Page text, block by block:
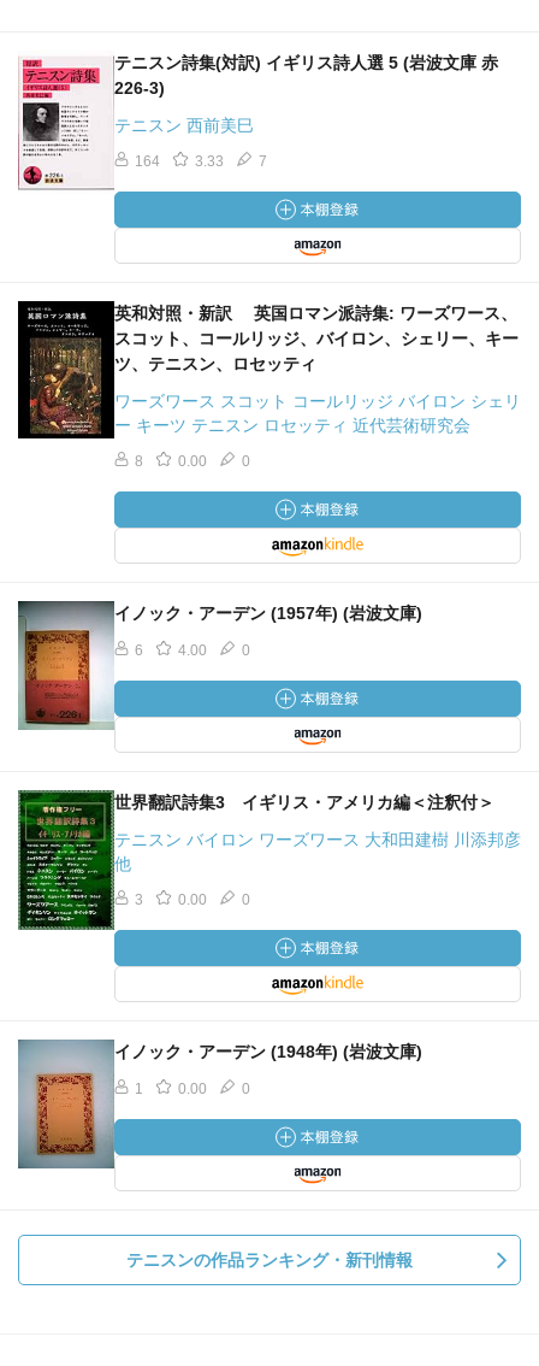
テニスン詩集(対訳) イギリス詩人選 5 (岩波文庫 赤
226-3)
テニスン 西前美巳
164 3.33 7
英和対照・新訳 英国ロマン派詩集: ワーズワース、
スコット、コールリッジ、バイロン、シェリー、キー
ツ、テニスン、ロセッティ
ワーズワース スコット コールリッジ バイロン シェリ
ー キーツ テニスン ロセッティ 近代芸術研究会
8 0.00 0
イノック・アーデン (1957年) (岩波文庫)
6 4.00 0
世界翻訳詩集3 イギリス・アメリカ編＜注釈付＞
テニスン バイロン ワーズワース 大和田建樹 川添邦彦
他
3 0.00 0
イノック・アーデン (1948年) (岩波文庫)
1 0.00 0
テニスンの作品ランキング・新刊情報